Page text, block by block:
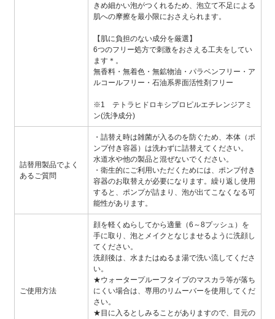
きめ細かい泡がつくれるため、泡立て不足による
肌への摩擦を最小限におさえられます。
【肌に負担のない成分を厳選】
6つのフリー処方で刺激をおさえる工夫をしてい
ます＊。
無香料・無着色・無鉱物油・パラベンフリー・ア
ルコールフリー・石油系界面活性剤フリー
※1 テトラヒドロキシプロピルエチレンジアミ
ン(洗浄成分)
詰替用製品でよく
あるご質問
・詰替え時は雑菌が入るのを防ぐため、本体（ポ
ンプ付き容器）は洗わずに詰替えてください。
水道水や他の製品と混ぜないでください。
・衛生的にご利用いただくためには、ポンプ付き
容器のお取替えが必要になります。繰り返し使用
すると、ポンプが詰まり、泡が出てこなくなる可
能性があります。
ご使用方法
顔を軽くぬらしてから適量（6～8プッシュ）を
手に取り、泡とメイクとなじませるように洗顔し
てください。
洗顔後は、水またはぬるま湯で洗い流してくださ
い。
★ウォータープルーフタイプのマスカラ等が落ち
にくい場合は、専用のリムーバーを使用してくだ
さい。
★目に入るとしみることがありますので、目元の